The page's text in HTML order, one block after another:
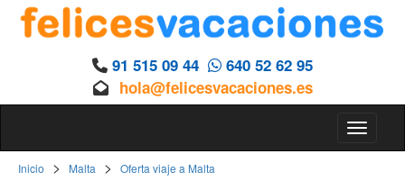
91 515 09 44
640 52 62 95
hola@felicesvacaciones.es
Inicio > Malta > Oferta viaje a Malta